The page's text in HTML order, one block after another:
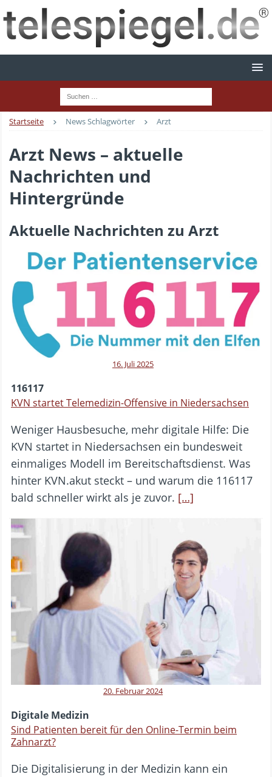
Startseite News Schlagwörter Arzt
Arzt News – aktuelle
Nachrichten und
Hintergründe
Aktuelle Nachrichten zu Arzt
16. Juli 2025
116117
KVN startet Telemedizin-Offensive in Niedersachsen
Weniger Hausbesuche, mehr digitale Hilfe: Die
KVN startet in Niedersachsen ein bundesweit
einmaliges Modell im Bereitschaftsdienst. Was
hinter KVN.akut steckt – und warum die 116117
bald schneller wirkt als je zuvor. […]
20. Februar 2024
Digitale Medizin
Sind Patienten bereit für den Online-Termin beim
Zahnarzt?
Die Digitalisierung in der Medizin kann ein